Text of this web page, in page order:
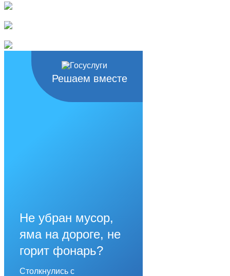
Решаем вместе
Не убран мусор,
яма на дороге, не
горит фонарь?
Столкнулись с